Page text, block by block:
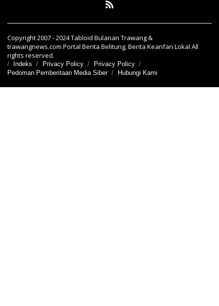
Copyright 2007 - 2024 Tabloid Bulanan Trawang &
trawangnews.com Portal Berita Belitung, Berita Kearifan Lokal All
rights reserved.
Indeks Privacy Policy
Privacy Policy
Pedoman Pemberitaan Media Siber
Hubungi Kami